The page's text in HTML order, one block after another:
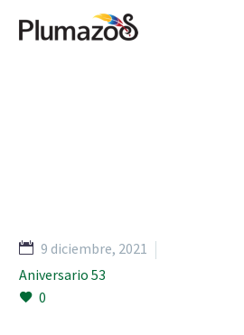
9 diciembre, 2021
Aniversario 53
0